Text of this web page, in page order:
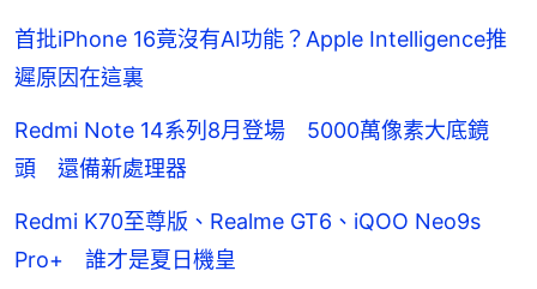
首批iPhone 16竟沒有AI功能？Apple Intelligence推
遲原因在這裏
Redmi Note 14系列8月登場 5000萬像素大底鏡
頭 還備新處理器
Redmi K70至尊版、Realme GT6、iQOO Neo9s
Pro+ 誰才是夏日機皇